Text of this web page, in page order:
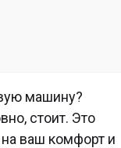
машину?
стоит. Это
ваш комфорт и